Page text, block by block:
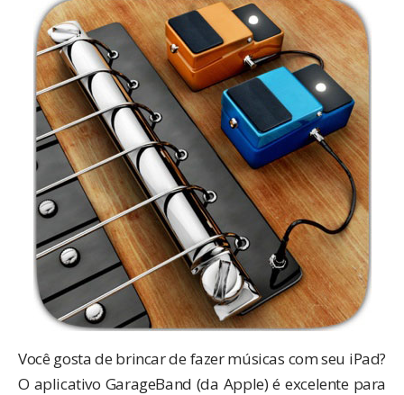
Você gosta de brincar de fazer músicas com seu iPad?
O aplicativo GarageBand (da Apple) é excelente para